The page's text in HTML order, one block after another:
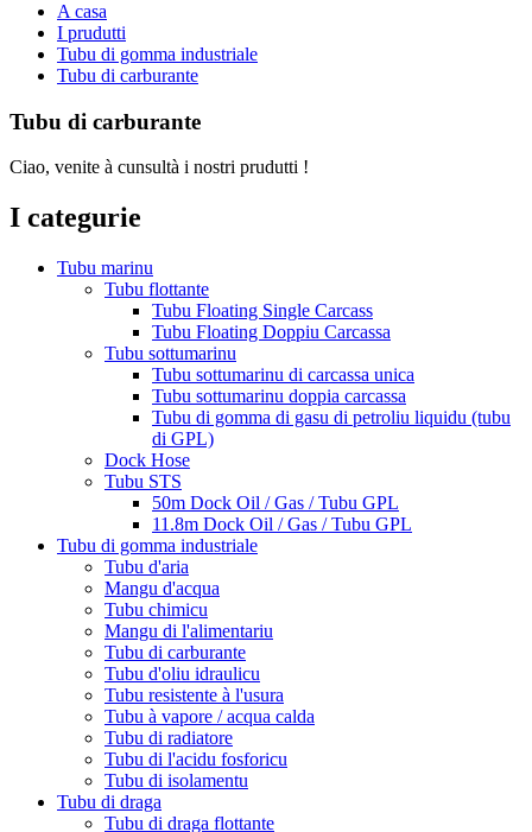
A casa
I prudutti
Tubu di gomma industriale
Tubu di carburante
Tubu di carburante
Ciao, venite à cunsultà i nostri prudutti !
I categurie
Tubu marinu
Tubu flottante
Tubu Floating Single Carcass
Tubu Floating Doppiu Carcassa
Tubu sottumarinu
Tubu sottumarinu di carcassa unica
Tubu sottumarinu doppia carcassa
Tubu di gomma di gasu di petroliu liquidu (tubu
di GPL)
Dock Hose
Tubu STS
50m Dock Oil / Gas / Tubu GPL
11.8m Dock Oil / Gas / Tubu GPL
Tubu di gomma industriale
Tubu d'aria
Mangu d'acqua
Tubu chimicu
Mangu di l'alimentariu
Tubu di carburante
Tubu d'oliu idraulicu
Tubu resistente à l'usura
Tubu à vapore / acqua calda
Tubu di radiatore
Tubu di l'acidu fosforicu
Tubu di isolamentu
Tubu di draga
Tubu di draga flottante